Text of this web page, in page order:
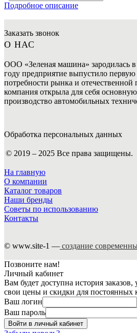
Подробное описание
Заказать звонок
О НАС
ООО «Зеленая машина» зародилась в
году предприятие выпустило
потребности рынка и
компания открыла для себя
производство автомобильных
Обработка персональных данных
© 2019 – 2025 Все права защищены.
На главную
О компании
Каталог товаров
Наши бренды
Советы по использованию
Контакты
© www.site-1 — создание
Позвоните нам!
Личный кабинет
Вам будет доступна история
свои цены и скидки для постоянных
Ваш логин
Ваш пароль
Войти в личный кабинет